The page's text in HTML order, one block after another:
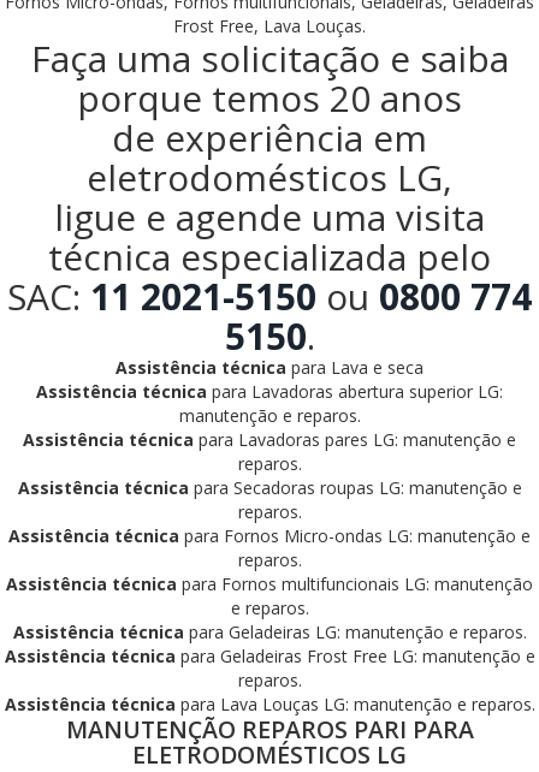
Frost Free, Lava Louças.
Faça uma solicitação e saiba
porque temos 20 anos
de experiência em
eletrodomésticos LG,
ligue e agende uma visita
técnica especializada pelo
SAC: 11 2021-5150 ou 0800 774
5150.
Assistência técnica para Lava e seca
Assistência técnica para Lavadoras abertura superior LG:
manutenção e reparos.
Assistência técnica para Lavadoras pares LG: manutenção e
reparos.
Assistência técnica para Secadoras roupas LG: manutenção e
reparos.
Assistência técnica para Fornos Micro-ondas LG: manutenção e
reparos.
Assistência técnica para Fornos multifuncionais LG: manutenção
e reparos.
Assistência técnica para Geladeiras LG: manutenção e reparos.
Assistência técnica para Geladeiras Frost Free LG: manutenção e
reparos.
Assistência técnica para Lava Louças LG: manutenção e reparos.
MANUTENÇÃO REPAROS PARI PARA
ELETRODOMÉSTICOS LG